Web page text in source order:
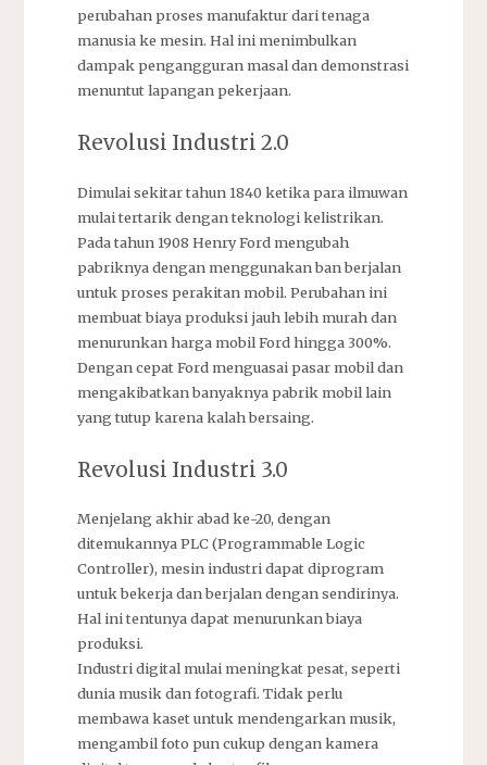
perubahan proses manufaktur dari tenaga
manusia ke mesin. Hal ini menimbulkan
dampak pengangguran masal dan demonstrasi
menuntut lapangan pekerjaan.
Revolusi Industri 2.0
Dimulai sekitar tahun 1840 ketika para ilmuwan
mulai tertarik dengan teknologi kelistrikan.
Pada tahun 1908 Henry Ford mengubah
pabriknya dengan menggunakan ban berjalan
untuk proses perakitan mobil. Perubahan ini
membuat biaya produksi jauh lebih murah dan
menurunkan harga mobil Ford hingga 300%.
Dengan cepat Ford menguasai pasar mobil dan
mengakibatkan banyaknya pabrik mobil lain
yang tutup karena kalah bersaing.
Revolusi Industri 3.0
Menjelang akhir abad ke-20, dengan
ditemukannya PLC (Programmable Logic
Controller), mesin industri dapat diprogram
untuk bekerja dan berjalan dengan sendirinya.
Hal ini tentunya dapat menurunkan biaya
produksi.
Industri digital mulai meningkat pesat, seperti
dunia musik dan fotografi. Tidak perlu
membawa kaset untuk mendengarkan musik,
mengambil foto pun cukup dengan kamera